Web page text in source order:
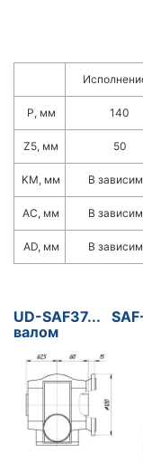
P, мм 140
Z5, мм 50
KM, мм В
AC, мм В
AD, мм В
UD-SAF37...
валом